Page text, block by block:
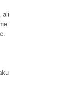
ali